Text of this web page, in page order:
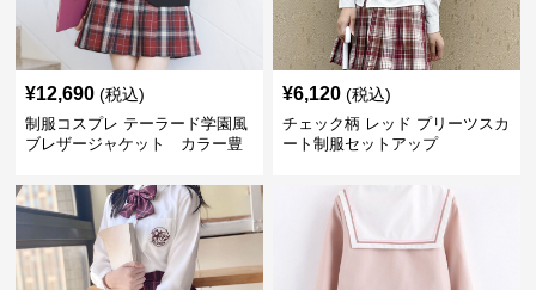
¥12,690 (税込)
制服コスプレ テーラード学園風
ブレザージャケット カラー豊
¥6,120 (税込)
チェック柄 レッド プリーツスカ
ート制服セットアップ